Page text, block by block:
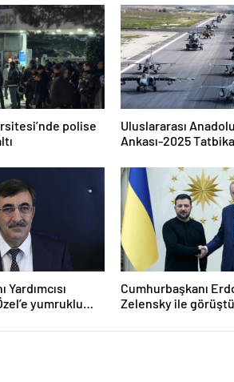
polise
Uluslararası Anadolu
Ankası-2025
yumruklu
Cumhurbaşkanı
Zelensky ile görüştü